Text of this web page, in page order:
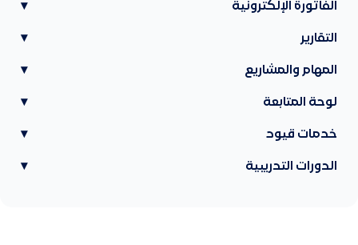
الفاتورة الإلكترونية ▾
التقارير ▾
المهام والمشاريع ▾
لوحة المتابعة ▾
خدمات قيود ▾
الدورات التدريبية ▾